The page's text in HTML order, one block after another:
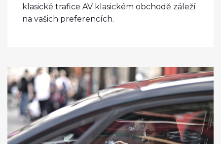
klasické trafice AV klasickém obchodě záleží
na vašich preferencích.